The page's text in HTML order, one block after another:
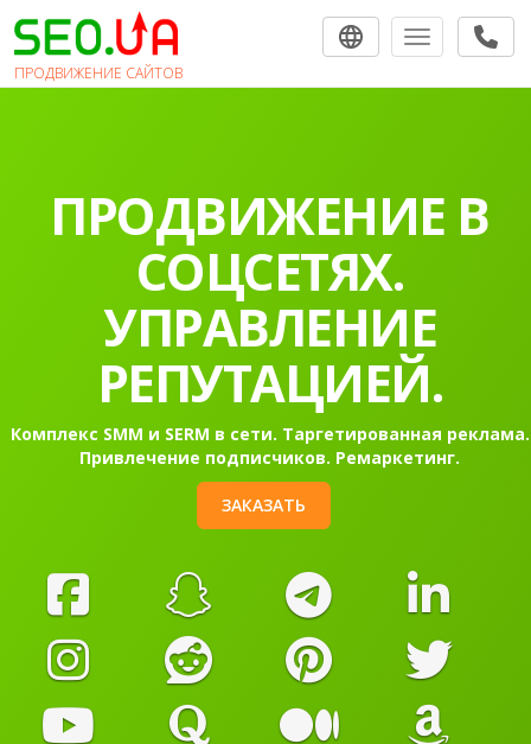
ПРОДВИЖЕНИЕ САЙТОВ
Toggle
ПРОДВИЖЕНИЕ В
СОЦСЕТЯХ.
УПРАВЛЕНИЕ
РЕПУТАЦИЕЙ.
Комплекс SMM и SERM в сети. Таргетированная реклама.
Привлечение подписчиков. Ремаркетинг.
ЗАКАЗАТЬ